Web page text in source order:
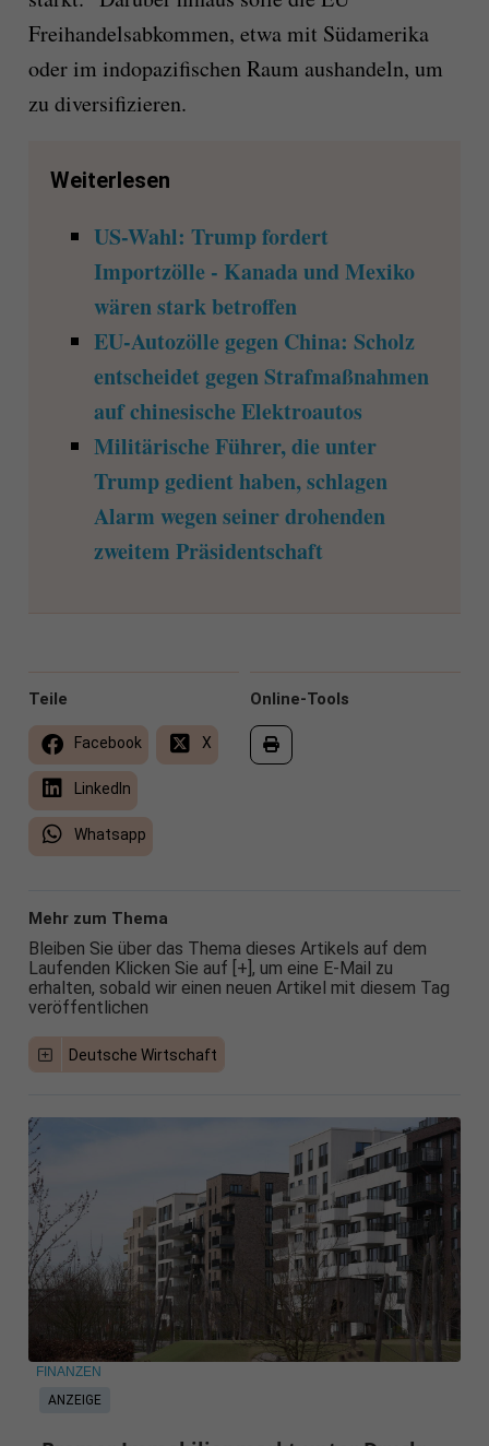
Freihandelsabkommen, etwa mit Südamerika
oder im indopazifischen Raum aushandeln, um
zu diversifizieren.
Weiterlesen
US-Wahl: Trump fordert
Importzölle - Kanada und Mexiko
wären stark betroffen
EU-Autozölle gegen China: Scholz
entscheidet gegen Strafmaßnahmen
auf chinesische Elektroautos
Militärische Führer, die unter
Trump gedient haben, schlagen
Alarm wegen seiner drohenden
zweitem Präsidentschaft
Online-Tools
Teile
Facebook X
LinkedIn
Whatsapp
Mehr zum Thema
Bleiben Sie über das Thema dieses Artikels auf dem
Laufenden Klicken Sie auf [+], um eine E-Mail zu
erhalten, sobald wir einen neuen Artikel mit diesem Tag
veröffentlichen
Deutsche Wirtschaft
ANZEIGE
FINANZEN